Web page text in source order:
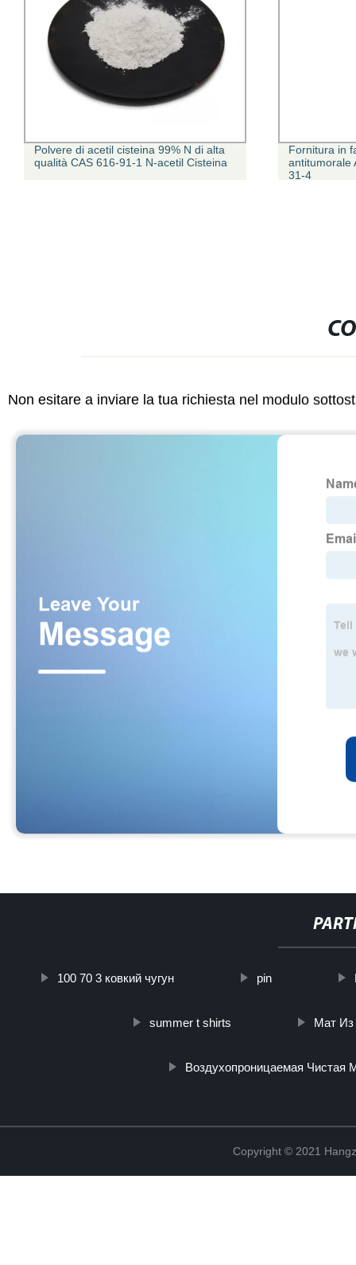
Polvere di acetil cisteina 99% N di alta
qualità CAS 616-91-1 N-acetil Cisteina
Fornitura in
antitumorale
31-4
Non esitare a inviare la tua richiesta nel modulo
100 70 3 ковкий чугун pin
summer t shirts Мат Из
Воздухопроницаемая Чистая
Copyright © 2021